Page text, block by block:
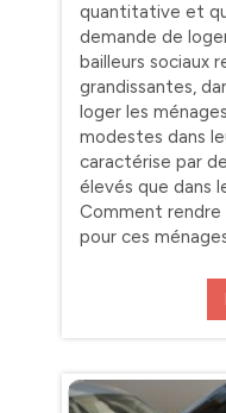
quantitative et
demande de
bailleurs sociaux
grandissantes,
loger les
modestes dans
caractérise par
élevés que dans
Comment rendre
pour ces